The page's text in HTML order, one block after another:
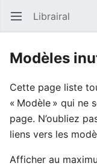
Ouvrir le menu principal Librairal
Modèles
Cette page liste
« Modèle » qui ne
page. N’oubliez
liens vers les
Afficher au